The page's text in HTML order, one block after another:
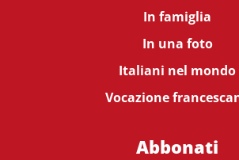
In famiglia
In una foto
Italiani nel mondo
Vocazione
Abbonati